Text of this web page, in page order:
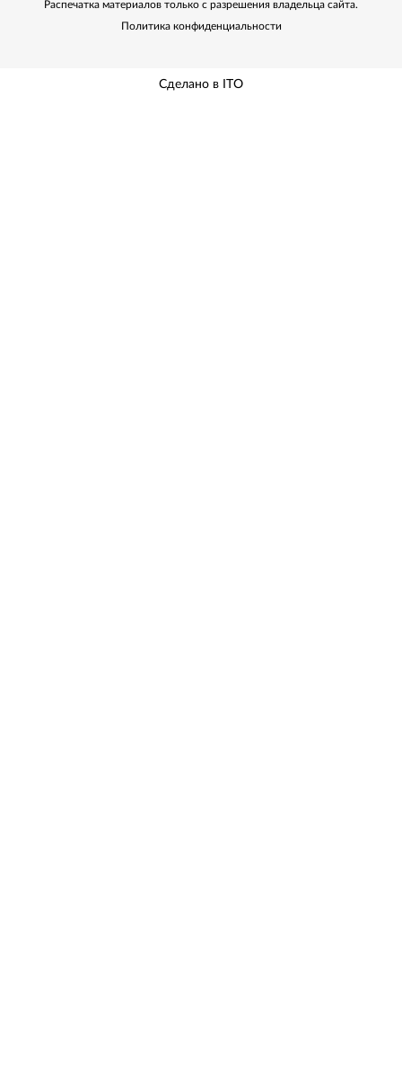
Распечатка материалов только с разрешения владельца сайта.
Политика конфиденциальности
Сделано в ITO